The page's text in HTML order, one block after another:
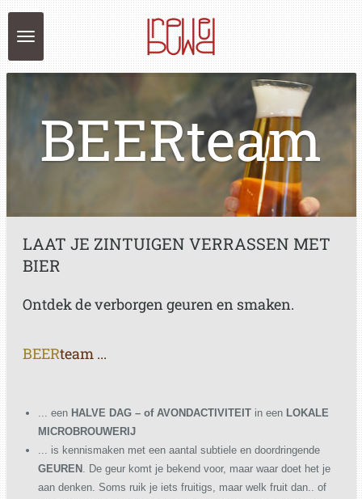
Ga
direct
naar
de
BEERteam
LAAT JE ZINTUIGEN VERRASSEN MET
BIER
Ontdek de verborgen geuren en smaken.
BEERteam ...
... een HALVE DAG – of AVONDACTIVITEIT in een LOKALE
MICROBROUWERIJ
... is kennismaken met een aantal subtiele en doordringende
GEUREN . De geur komt je bekend voor, maar waar doet het je
aan denken. Soms ruik je iets fruitigs, maar welk fruit dan.. of